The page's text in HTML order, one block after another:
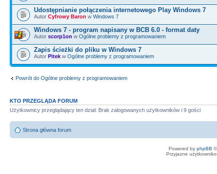
Udostępnianie połączenia internetowego Play Windows 7
Autor Cyfrowy Baron w Windows 7
Windows 7 - program napisany w BCB 6.0 - format daty
Autor scorp1on w Ogólne problemy z programowaniem
Zapis ścieżki do pliku w Windows 7
Autor Pitek w Ogólne problemy z programowaniem
Powrót do Ogólne problemy z programowaniem
KTO PRZEGLĄDA FORUM
Użytkownicy przeglądający ten dział: Brak zalogowanych użytkowników i 9 gości
Strona główna forum
Powered by phpBB
Przyjazne